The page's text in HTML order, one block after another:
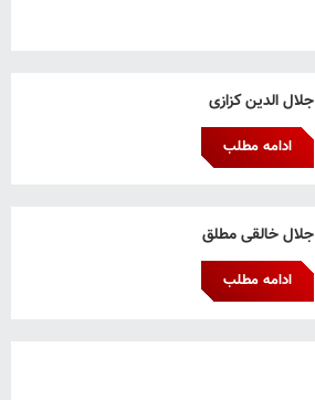
جلال الدین کزازی
ادامه مطلب
جلال خالقی مطلق
ادامه مطلب